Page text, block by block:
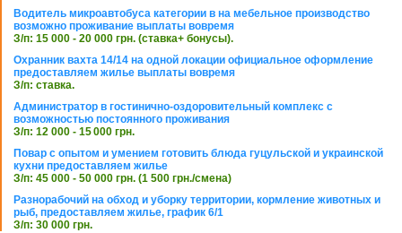
Водитель микроавтобуса категории в на мебельное производство
возможно проживание выплаты вовремя
З/п: 15 000 - 20 000 грн. (ставка+ бонусы).
Охранник вахта 14/14 на одной локации официальное оформление
предоставляем жилье выплаты вовремя
З/п: ставка.
Администратор в гостинично-оздоровительный комплекс с
возможностью постоянного проживания
З/п: 12 000 - 15 000 грн.
Повар с опытом и умением готовить блюда гуцульской и украинской
кухни предоставляем жилье
З/п: 45 000 - 50 000 грн. (1 500 грн./смена)
Разнорабочий на обход и уборку территории, кормление животных и
рыб, предоставляем жилье, график 6/1
З/п: 30 000 грн.